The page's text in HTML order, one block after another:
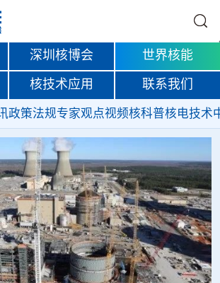
深圳核博会 世界核能
核技术应用 联系我们
政策法规专家观点视频核科普核电技术